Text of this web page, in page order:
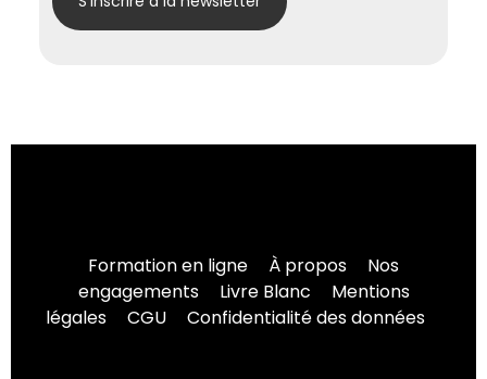
Formation en ligne À propos
Nos
engagements
Livre Blanc
Mentions
légales
CGU Confidentialité des données